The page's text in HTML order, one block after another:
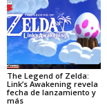
The Legend of Zelda:
Link’s Awakening revela
fecha de lanzamiento y
más